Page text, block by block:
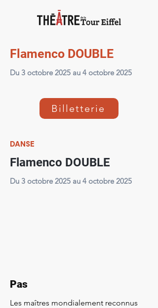
Flamenco DOUBLE
Du 3 octobre 2025 au 4 octobre 2025
Billetterie
DANSE
Flamenco DOUBLE
Du 3 octobre 2025 au 4 octobre 2025
Pas
Les maîtres mondialement reconnus